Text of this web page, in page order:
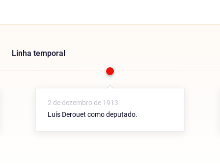
Linha temporal
2 de dezembro de 1913
Luís Derouet como deputado.